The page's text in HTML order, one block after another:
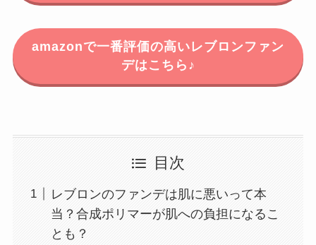
amazonで一番評価の高いレブロンファン
デはこちら♪
目次
レブロンのファンデは肌に悪いって本
当？合成ポリマーが肌への負担になるこ
とも？